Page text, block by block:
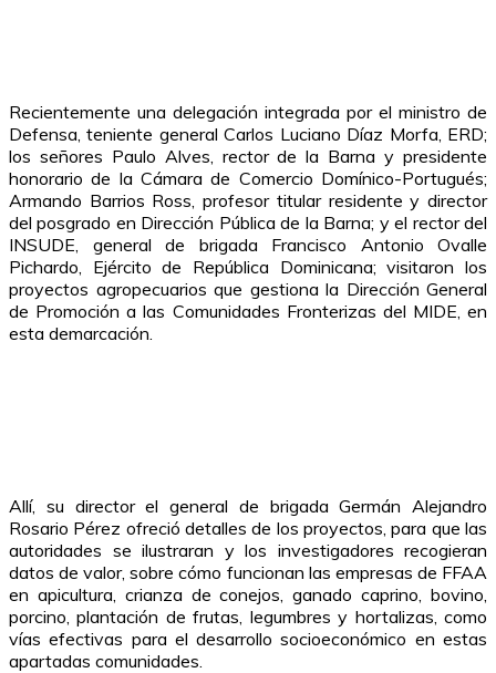
Recientemente una delegación integrada por el ministro de
Defensa, teniente general Carlos Luciano Díaz Morfa, ERD;
los señores Paulo Alves, rector de la Barna y presidente
honorario de la Cámara de Comercio Domínico-Portugués;
Armando Barrios Ross, profesor titular residente y director
del posgrado en Dirección Pública de la Barna; y el rector del
INSUDE, general de brigada Francisco Antonio Ovalle
Pichardo, Ejército de República Dominicana; visitaron los
proyectos agropecuarios que gestiona la Dirección General
de Promoción a las Comunidades Fronterizas del MIDE, en
esta demarcación.
Allí, su director el general de brigada Germán Alejandro
Rosario Pérez ofreció detalles de los proyectos, para que las
autoridades se ilustraran y los investigadores recogieran
datos de valor, sobre cómo funcionan las empresas de FFAA
en apicultura, crianza de conejos, ganado caprino, bovino,
porcino, plantación de frutas, legumbres y hortalizas, como
vías efectivas para el desarrollo socioeconómico en estas
apartadas comunidades.